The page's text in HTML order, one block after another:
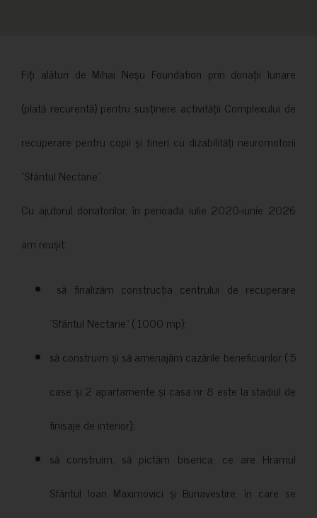
Fiți alături de Mihai Neșu Foundation prin donații lunare
(plată recurentă) pentru susținere activității Complexului de
recuperare pentru copii și tineri cu dizabilități neuromotorii
”Sfântul Nectarie”.
Cu ajutorul donatorilor, în perioada iulie 2020-iunie 2026
am reușit:
să finalizăm construcția centrului de recuperare
”Sfântul Nectarie” ( 1000 mp);
să construim și să amenajăm cazările beneficiarilor ( 5
case și 2 apartamente și casa nr 8 este la stadiul de
finisaje de interior);
să construim, să pictăm biserica, ce are Hramul
Sfântul Ioan Maximovici și Bunavestire, în care se